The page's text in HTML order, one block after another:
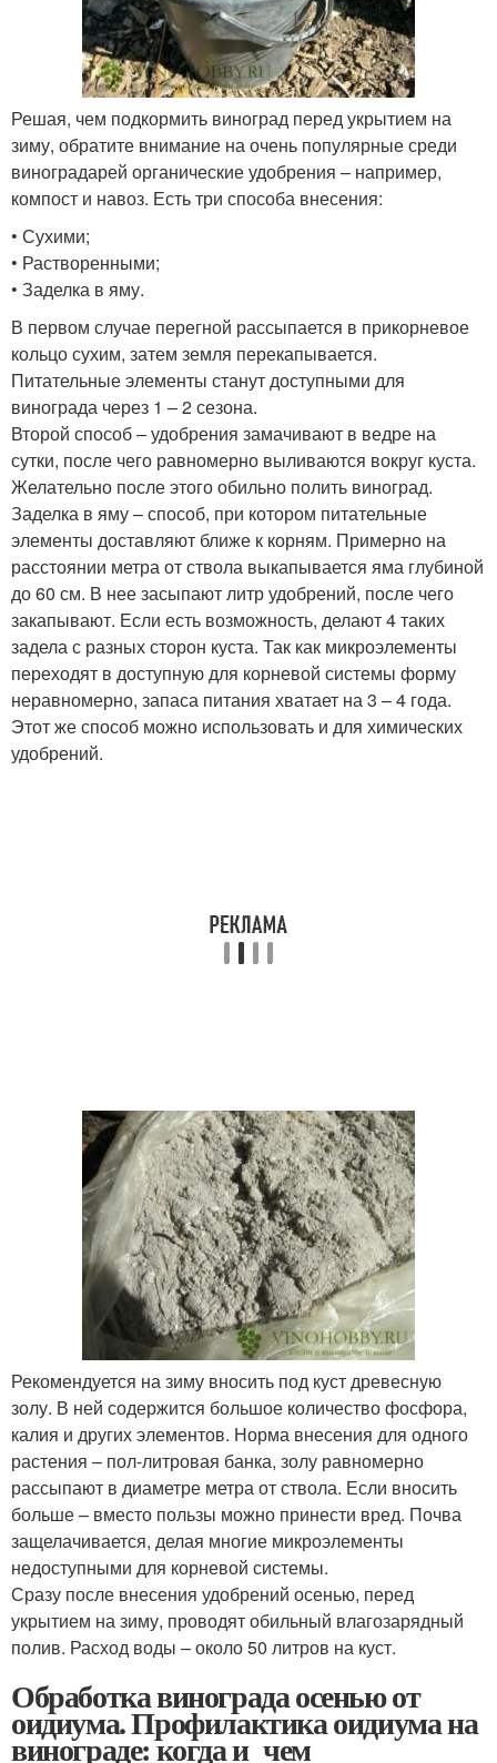
Решая, чем подкормить виноград перед укрытием на
зиму, обратите внимание на очень популярные среди
виноградарей органические удобрения – например,
компост и навоз. Есть три способа внесения:
• Сухими;
• Растворенными;
• Заделка в яму.
В первом случае перегной рассыпается в прикорневое
кольцо сухим, затем земля перекапывается.
Питательные элементы станут доступными для
винограда через 1 – 2 сезона.
Второй способ – удобрения замачивают в ведре на
сутки, после чего равномерно выливаются вокруг куста.
Желательно после этого обильно полить виноград.
Заделка в яму – способ, при котором питательные
элементы доставляют ближе к корням. Примерно на
расстоянии метра от ствола выкапывается яма глубиной
до 60 см. В нее засыпают литр удобрений, после чего
закапывают. Если есть возможность, делают 4 таких
задела с разных сторон куста. Так как микроэлементы
переходят в доступную для корневой системы форму
неравномерно, запаса питания хватает на 3 – 4 года.
Этот же способ можно использовать и для химических
удобрений.
Рекомендуется на зиму вносить под куст древесную
золу. В ней содержится большое количество фосфора,
калия и других элементов. Норма внесения для одного
растения – пол-литровая банка, золу равномерно
рассыпают в диаметре метра от ствола. Если вносить
больше – вместо пользы можно принести вред. Почва
защелачивается, делая многие микроэлементы
недоступными для корневой системы.
Сразу после внесения удобрений осенью, перед
укрытием на зиму, проводят обильный влагозарядный
полив. Расход воды – около 50 литров на куст.
Обработка винограда осенью от
оидиума. Профилактика оидиума на
винограде: когда и чем